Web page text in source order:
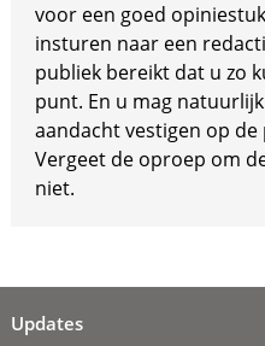
voor een goed
insturen naar een
publiek bereikt dat u zo
punt. En u mag
aandacht vestigen op
Vergeet de oproep om
niet.
Updates